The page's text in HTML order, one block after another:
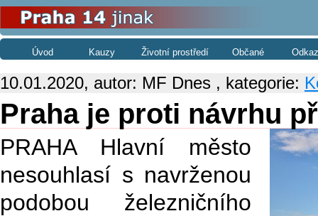
Úvod Kauzy Životní prostředí Občané
10.01.2020, autor: MF Dnes , kategorie:
Praha je proti návrhu
PRAHA Hlavní město
nesouhlasí s navrženou
podobou železničního